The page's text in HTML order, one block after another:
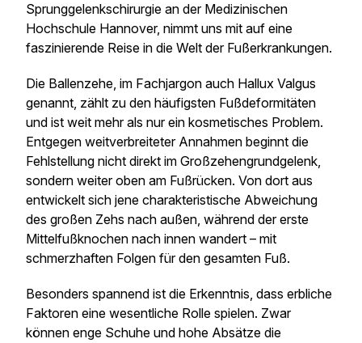
Sprunggelenkschirurgie an der Medizinischen
Hochschule Hannover, nimmt uns mit auf eine
faszinierende Reise in die Welt der Fußerkrankungen.
Die Ballenzehe, im Fachjargon auch Hallux Valgus
genannt, zählt zu den häufigsten Fußdeformitäten
und ist weit mehr als nur ein kosmetisches Problem.
Entgegen weitverbreiteter Annahmen beginnt die
Fehlstellung nicht direkt im Großzehengrundgelenk,
sondern weiter oben am Fußrücken. Von dort aus
entwickelt sich jene charakteristische Abweichung
des großen Zehs nach außen, während der erste
Mittelfußknochen nach innen wandert – mit
schmerzhaften Folgen für den gesamten Fuß.
Besonders spannend ist die Erkenntnis, dass erbliche
Faktoren eine wesentliche Rolle spielen. Zwar
können enge Schuhe und hohe Absätze die